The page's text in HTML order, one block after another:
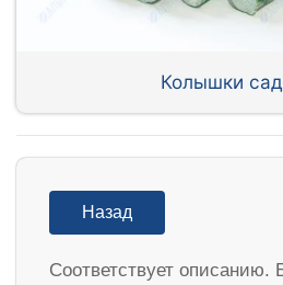
Колышки
Назад
Соответствует описанию.